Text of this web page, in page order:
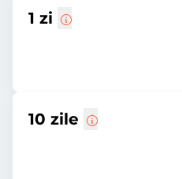
1 zi
10 zile